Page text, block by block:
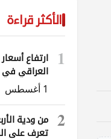
الأكثر قراءة
1
ارتفاع
العراقي في
المحافظات
1 أغسطس
2
تعرف على